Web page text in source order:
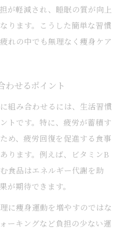
が軽減され、睡眠の質が向上
ります。こうした簡単な習慣
れの中でも無理なく痩身ケア
わせるポイント
組み合わせるには、生活習慣
トです。特に、疲労が蓄積す
め、疲労回復を促進する食事
ります。例えば、ビタミンB
食品はエネルギー代謝を助
が期待できます。
に痩身運動を増やすのではな
ーキングなど負担の少ない運